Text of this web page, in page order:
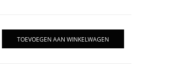
TOEVOEGEN AAN WINKELWAGEN